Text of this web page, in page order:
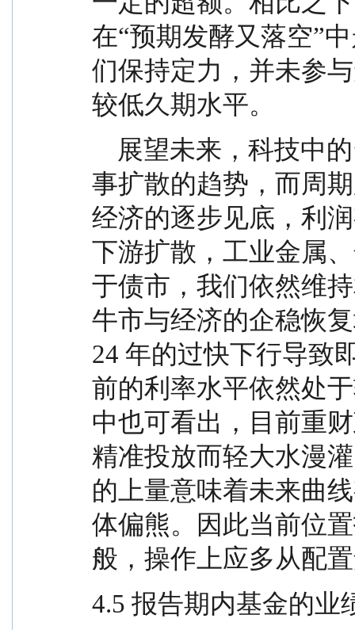
在“预期发酵又落空”
们保持定力，并未参
较低久期水平。
事扩散的趋势，而周
经济的逐步见底，利
下游扩散，工业金属
于债市，我们依然维
牛市与经济的企稳恢
24 年的过快下行导致
前的利率水平依然处
中也可看出，目前重
精准投放而轻大水漫
的上量意味着未来曲
体偏熊。因此当前位
般，操作上应多从配
4.5 报告期内基金的业